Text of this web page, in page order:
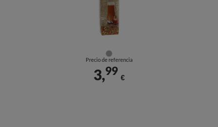
Precio de referencia
3,99
€